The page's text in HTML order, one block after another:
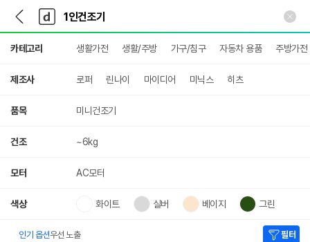
다
나
와
가
기
다
와
메
인
카테고리 생활가전 생활/주방 가구/침구 자동차 용품 주방가전
제조사 로퍼 린나이 마이디어 미닉스 히츠
품목 미니건조기
건조 ~6kg
모터 AC모터
색상 화이트 실버 베이지 그린
인기 옵션우선 노출 필터